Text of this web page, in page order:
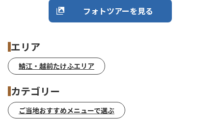
フォトツアーを見る
エリア
鯖江・越前たけふエリア
カテゴリー
ご当地おすすめメニューで選ぶ